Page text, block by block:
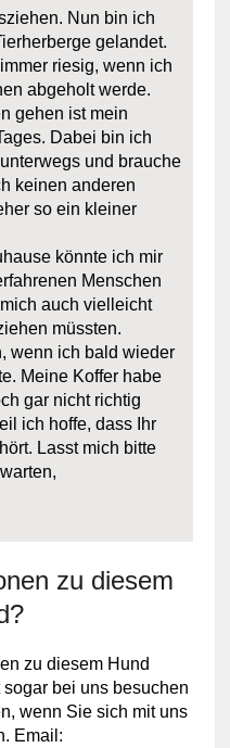
Nun bin ich
gelandet.
riesig, wenn ich
abgeholt werde.
gehen ist mein
Dabei bin ich
und brauche
keinen anderen
so ein kleiner
könnte ich mir
Menschen
auch vielleicht
müssten.
wenn ich bald wieder
Meine Koffer habe
gar nicht richtig
ich hoffe, dass Ihr
Lasst mich bitte
zu diesem
zu diesem Hund
bei uns besuchen
wenn Sie sich mit uns
Email: